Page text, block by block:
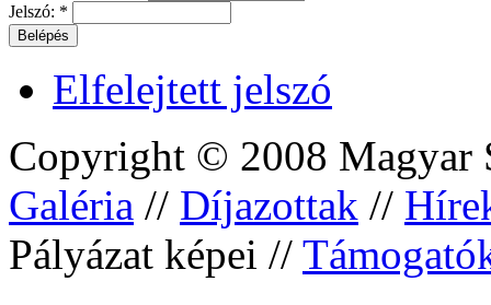
Jelszó: *
Elfelejtett jelszó
Copyright © 2008 Magyar
Galéria // Díjazottak //
Pályázat képei //